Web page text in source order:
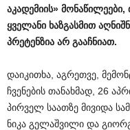
აკადემიის» მონაწილეები,
ყველანი ხაზგასმით
პრეტენზია არ გააჩნიათ.
დაიკითხა, აგრეთვე,
ჩვენების თანახმად, 26
პირველ საათზე მივიდა
ნიკა გელაშვილი და